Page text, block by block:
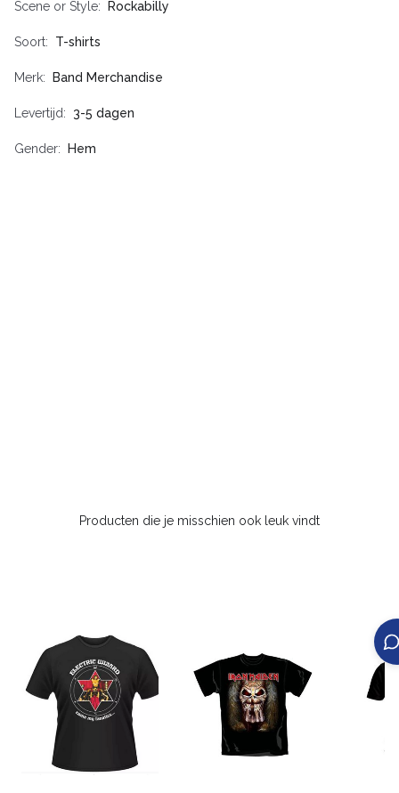
Scene or Style Rockabilly
Soort T-shirts
Merk Band Merchandise
Levertijd 3-5 dagen
Gender Hem
Producten die je misschien ook leuk vindt